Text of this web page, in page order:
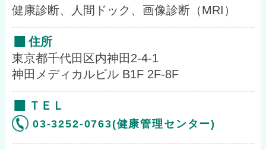
健康診断、人間ドック、画像診断（MRI）
住所
東京都千代田区内神田2-4-1
神田メディカルビル B1F 2F-8F
ＴＥＬ
03-3252-0763(健康管理センター)